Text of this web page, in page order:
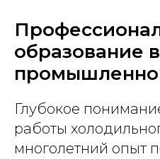
образование
Глубокое
работы
многолетний опыт